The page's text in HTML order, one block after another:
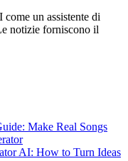
un assistente di
notizie forniscono il
Make Real Songs
AI: How to Turn Ideas